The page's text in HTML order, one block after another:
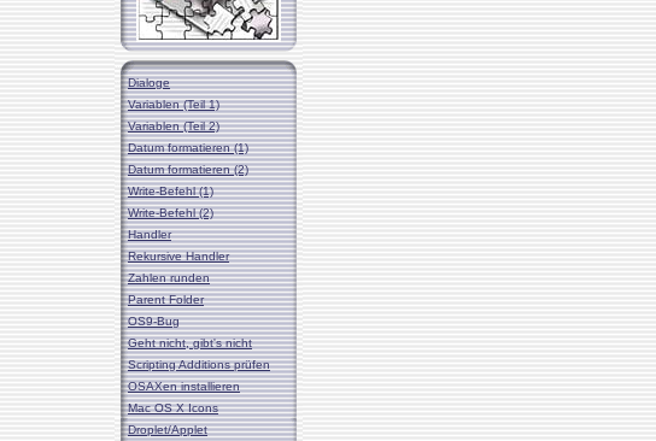
Dialoge
Variablen (Teil 1)
Variablen (Teil 2)
Datum formatieren (1)
Datum formatieren (2)
Write-Befehl (1)
Write-Befehl (2)
Handler
Rekursive Handler
Zahlen runden
Parent Folder
OS9-Bug
Geht nicht, gibt's nicht
Scripting Additions prüfen
OSAXen installieren
Mac OS X Icons
Droplet/Applet